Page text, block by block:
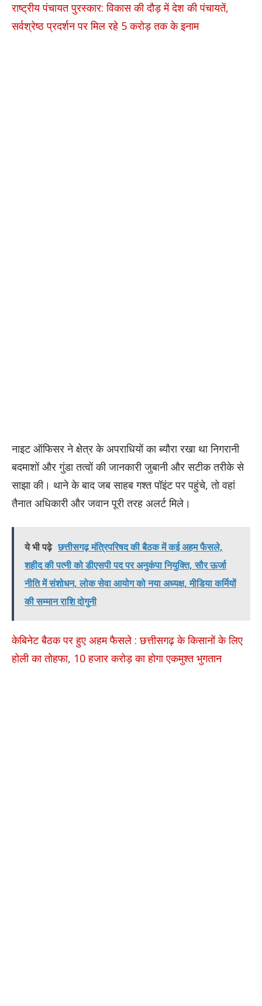
राष्ट्रीय पंचायत पुरस्कार: विकास की दौड़ में देश की पंचायतें,
सर्वश्रेष्ठ प्रदर्शन पर मिल रहे 5 करोड़ तक के इनाम
नाइट ऑफिसर ने क्षेत्र के अपराधियों का ब्यौरा रखा था निगरानी
बदमाशों और गुंडा तत्वों की जानकारी जुबानी और सटीक तरीके से
साझा की। थाने के बाद जब साहब गश्त पॉइंट पर पहुंचे, तो वहां
तैनात अधिकारी और जवान पूरी तरह अलर्ट मिले।
ये भी पढ़े छत्तीसगढ़ मंत्रिपरिषद की बैठक में कई अहम फैसले,
शहीद की पत्नी को डीएसपी पद पर अनुकंपा नियुक्ति, सौर ऊर्जा
नीति में संशोधन, लोक सेवा आयोग को नया अध्यक्ष, मीडिया कर्मियों
की सम्मान राशि दोगुनी
केबिनेट बैठक पर हुए अहम फैसले : छत्तीसगढ़ के किसानों के लिए
होली का तोहफा, 10 हजार करोड़ का होगा एकमुश्त भुगतान